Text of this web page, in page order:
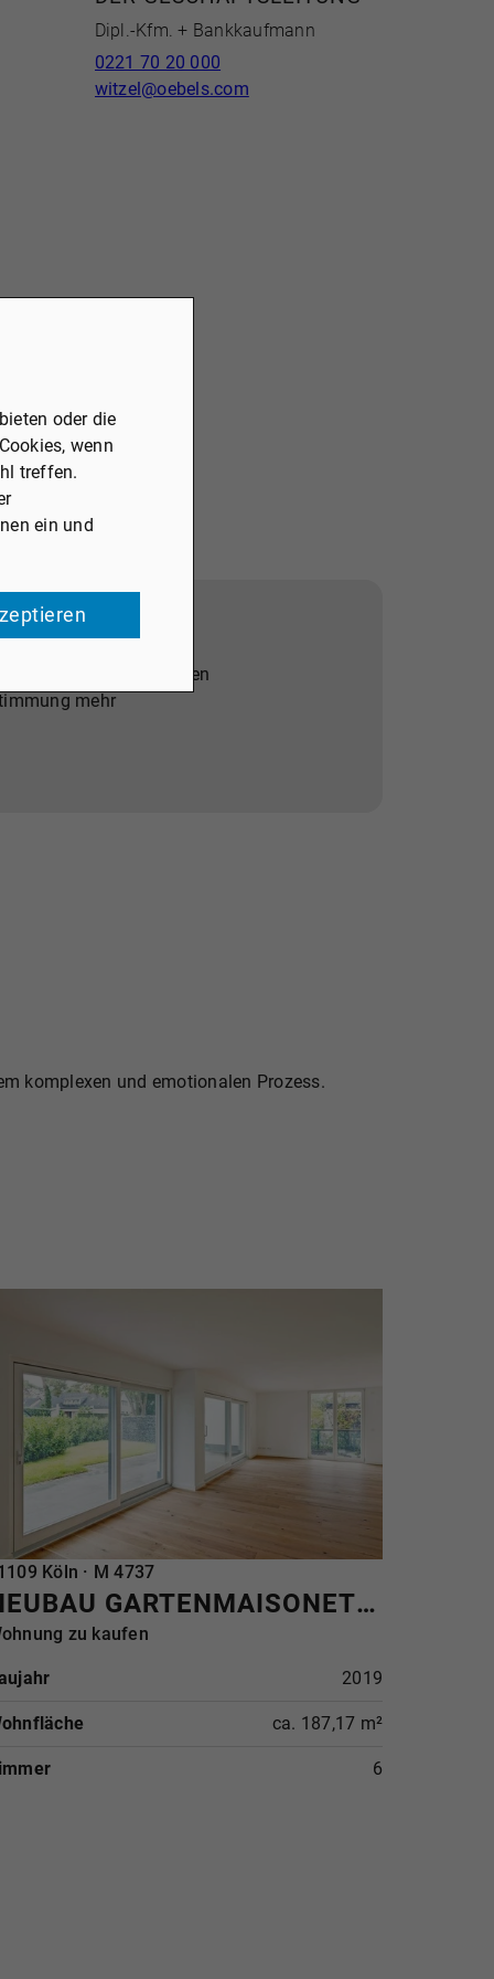
Dipl.-Kfm. + Bankkaufmann
0221 70 20 000
witzel@oebels.com
von externen Medien
mehr
komplexen und emotionalen Prozess.
Köln · M 4737
NEUBAU GARTENMAISONETTEWOHNUNG - ZENTRALITÄT UND IDYLLE IM WALDVIERTEL
zu kaufen
2019
ca. 187,17 m²
6
oder die
wenn
treffen.
ein und